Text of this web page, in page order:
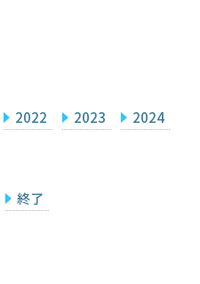
委員専用
2022 2023 2024
終了